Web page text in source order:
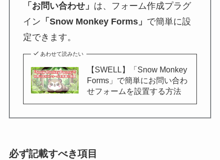
「お問い合わせ」 は、フォーム作成プラグ
イン 「Snow Monkey Forms」 で簡単に設
定できます。
あわせて読みたい
【SWELL】「Snow Monkey
Forms」で簡単にお問い合わ
せフォームを設置する方法
必ず記載すべき項目